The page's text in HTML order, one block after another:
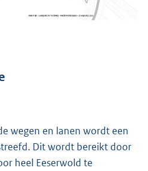
wegen en lanen wordt een
Dit wordt bereikt door
heel Eeserwold te